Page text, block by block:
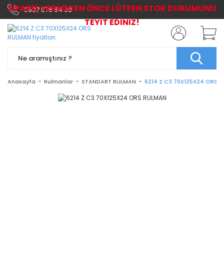
0507 576 64 03
Anasayfa Rulmanlar STANDART RULMAN 6214 Z C3 70X125X24 ORS
SİPARİŞ VERMEDEN ÖNCE LÜTFEN STOK DURUMUNU
TEYİT EDİNİZ!